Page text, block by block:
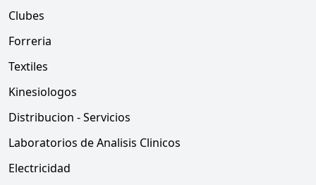
Clubes
Forreria
Textiles
Kinesiologos
Distribucion - Servicios
Laboratorios de Analisis Clinicos
Electricidad